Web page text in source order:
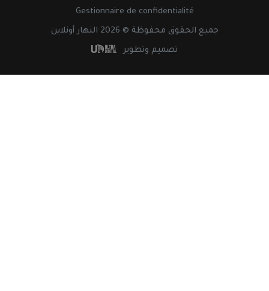
Gestionnaire de confidentialité
جميع الحقوق محفوظة © 2026 النهار أونلاين
تصميم وتطوير